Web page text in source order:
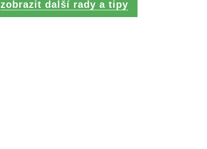
zobrazit další rady a tipy